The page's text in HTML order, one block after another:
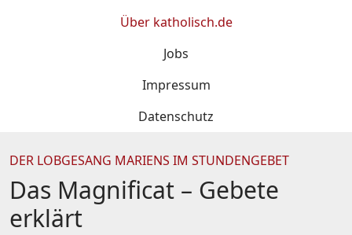
Über katholisch.de
Jobs
Impressum
Datenschutz
DER LOBGESANG MARIENS IM STUNDENGEBET
Das Magnificat – Gebete
erklärt